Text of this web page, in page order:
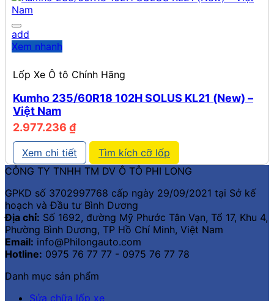
add
Xem nhanh
Lốp Xe Ô tô Chính Hãng
Kumho 235/60R18 102H SOLUS KL21 (New) –
Việt Nam
2.977.236 ₫
Xem chi tiết
Tìm kích cỡ lốp
CÔNG TY TNHH TM DV Ô TÔ PHI LONG
GPKD số 3702997768 cấp ngày 29/09/2021 tại Sở kế
hoạch và Đầu tư Bình Dương
Địa chỉ: Số 1692, đường Mỹ Phước Tân Vạn, Tổ 17, Khu 4,
Phường Bình Dương, TP Hồ Chí Minh, Việt Nam
Email: info@Philongauto.com
Hotline: 0975 76 77 77 - 0975 76 77 78
Danh mục sản phẩm
Sửa chữa lốp xe